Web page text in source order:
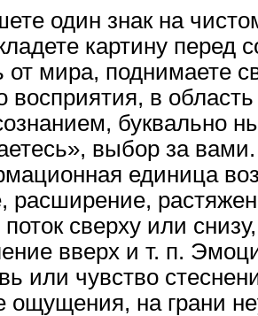
один знак на
картину перед
от мира, поднимаете
восприятия, в
буквально
выбор за
единица
расширение,
сверху или
вверх и т. п.
или чувство
ощущения, на грани